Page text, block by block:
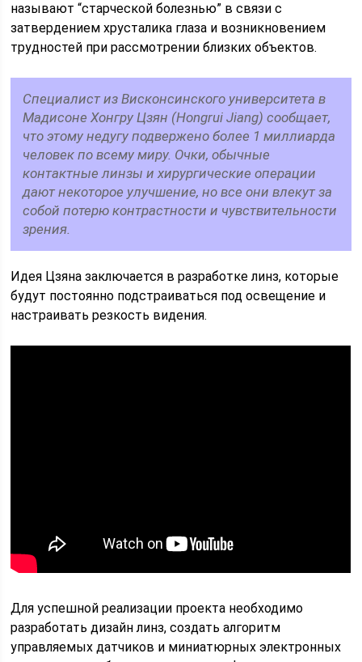
называют “старческой болезнью” в связи с
затвердением хрусталика глаза и возникновением
трудностей при рассмотрении близких объектов.
Специалист из Висконсинского университета в
Мадисоне Хонгру Цзян (Hongrui Jiang) сообщает,
что этому недугу подвержено более 1 миллиарда
человек по всему миру. Очки, обычные
контактные линзы и хирургические операции
дают некоторое улучшение, но все они влекут за
собой потерю контрастности и чувствительности
зрения.
Идея Цзяна заключается в разработке линз, которые
будут постоянно подстраиваться под освещение и
настраивать резкость видения.
Для успешной реализации проекта необходимо
разработать дизайн линз, создать алгоритм
управляемых датчиков и миниатюрных электронных